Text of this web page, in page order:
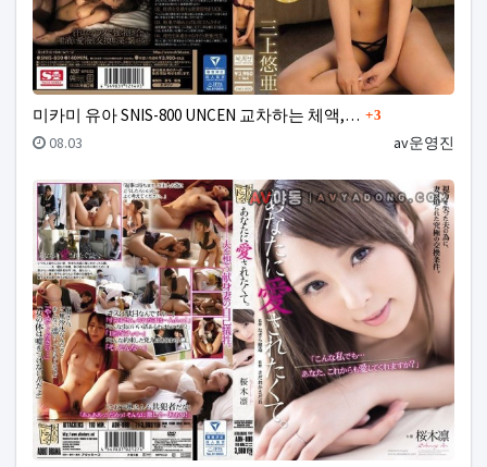
미카미 유아 SNIS-800 UNCEN 교차하는 체액,… 댓글
3
등록자
av운영진
등록일
08.03